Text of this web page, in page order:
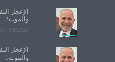
الإعجاز
والموت2
6/8/2026 6:11:07 PM
الإعجاز
والموت1